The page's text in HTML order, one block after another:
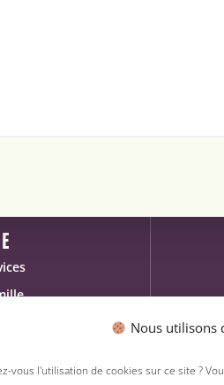
Nous utilisons
vous l'utilisation de cookies sur ce site ?